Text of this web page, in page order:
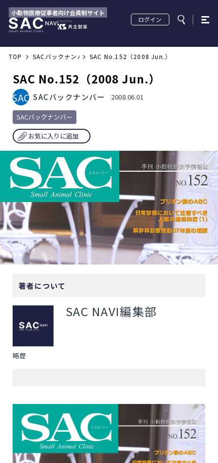
小動物医療従事者向け会員制サイト
ログイン
TOP SACバックナンバーSAC No.152（2008 Jun.）
SAC No.152（2008 Jun.）
SACバックナンバー 2008.06.01
SACバックナンバー
お気に入りに追加
著者について
SAC NAVI編集部
略歴